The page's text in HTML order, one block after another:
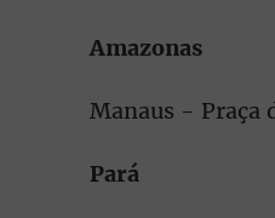
Amazonas
Manaus - Praça
Pará